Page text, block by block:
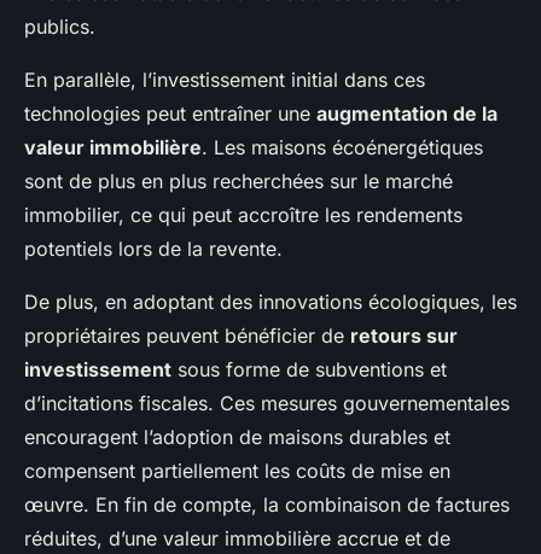
publics.
En parallèle, l’investissement initial dans ces
technologies peut entraîner une augmentation de la
valeur immobilière. Les maisons écoénergétiques
sont de plus en plus recherchées sur le marché
immobilier, ce qui peut accroître les rendements
potentiels lors de la revente.
De plus, en adoptant des innovations écologiques, les
propriétaires peuvent bénéficier de retours sur
investissement sous forme de subventions et
d’incitations fiscales. Ces mesures gouvernementales
encouragent l’adoption de maisons durables et
compensent partiellement les coûts de mise en
œuvre. En fin de compte, la combinaison de factures
réduites, d’une valeur immobilière accrue et de